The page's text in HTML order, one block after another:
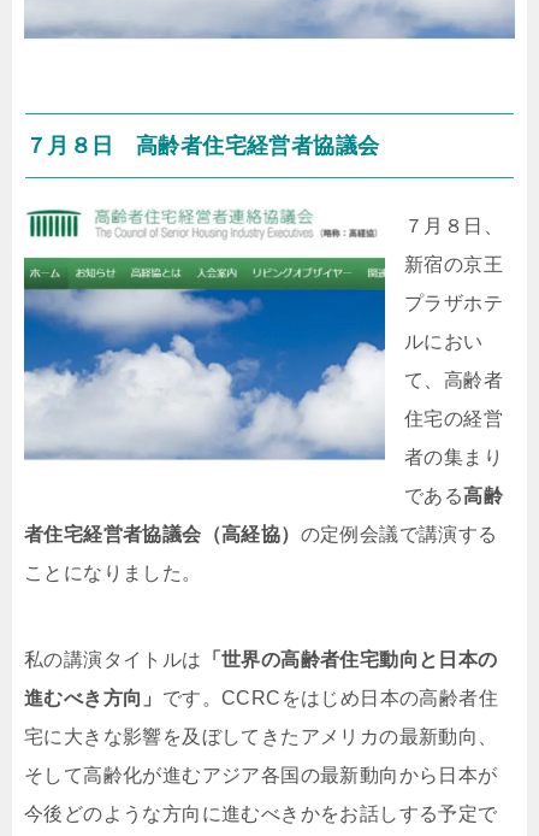
７月８日 高齢者住宅経営者協議会
７月８日、
新宿の京王
プラザホテ
ルにおい
て、高齢者
住宅の経営
者の集まり
である高齢
者住宅経営者協議会（高経協） の定例会議で講演する
ことになりました。
私の講演タイトルは 「世界の高齢者住宅動向と日本の
進むべき方向」 です。CCRCをはじめ日本の高齢者住
宅に大きな影響を及ぼしてきたアメリカの最新動向、
そして高齢化が進むアジア各国の最新動向から日本が
今後どのような方向に進むべきかをお話しする予定で